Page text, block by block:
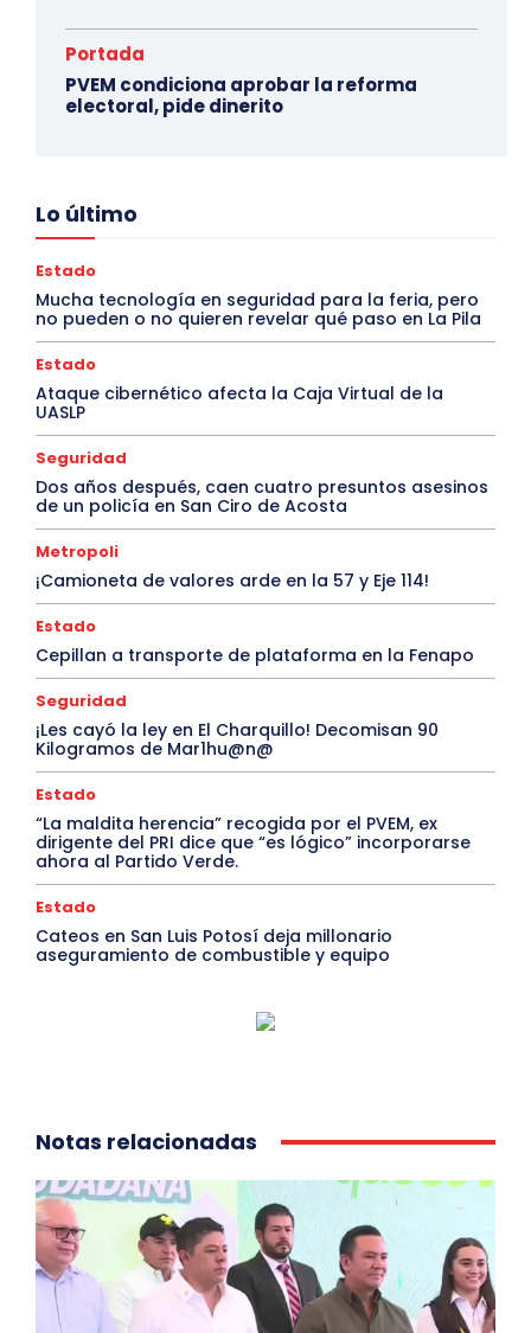
Portada
PVEM condiciona aprobar la reforma
electoral, pide dinerito
Lo último
Estado
Mucha tecnología en seguridad para la feria, pero
no pueden o no quieren revelar qué paso en La Pila
Estado
Ataque cibernético afecta la Caja Virtual de la
UASLP
Seguridad
Dos años después, caen cuatro presuntos asesinos
de un policía en San Ciro de Acosta
Metropoli
¡Camioneta de valores arde en la 57 y Eje 114!
Estado
Cepillan a transporte de plataforma en la Fenapo
Seguridad
¡Les cayó la ley en El Charquillo! Decomisan 90
Kilogramos de Mar1hu@n@
Estado
“La maldita herencia” recogida por el PVEM, ex
dirigente del PRI dice que “es lógico” incorporarse
ahora al Partido Verde.
Estado
Cateos en San Luis Potosí deja millonario
aseguramiento de combustible y equipo
Notas relacionadas